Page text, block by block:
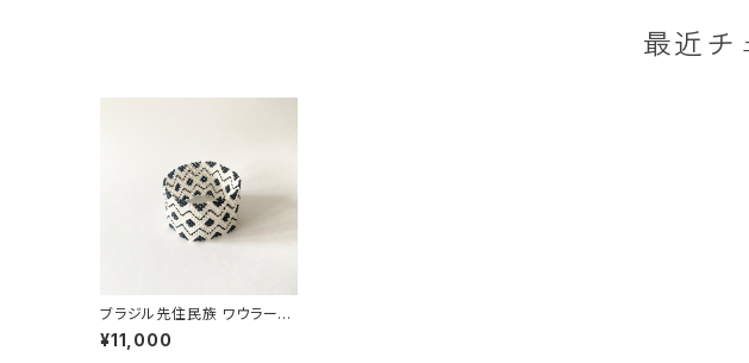
最近チ
ブラジル先住民族 ワウラー族
ビーズブレスレット 4cm幅 内
周18cm
¥11,000